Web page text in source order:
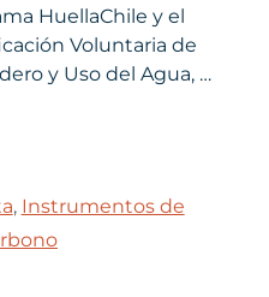
HuellaChile y el
Voluntaria de
y Uso del Agua, …
, Instrumentos de